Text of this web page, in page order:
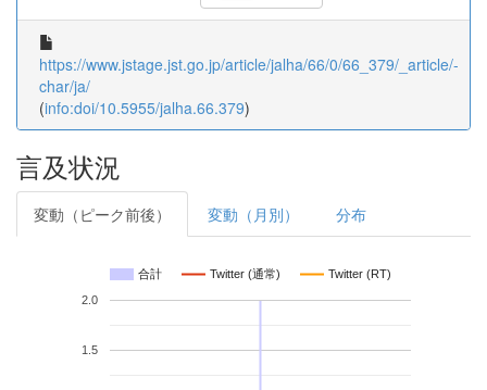
https://www.jstage.jst.go.jp/article/jalha/66/0/66_379/_article/-
char/ja/
(info:doi/10.5955/jalha.66.379)
言及状況
変動（ピーク前後） 変動（月別） 分布
合計 Twitter (通常) Twitter (RT)
1.5
2.0